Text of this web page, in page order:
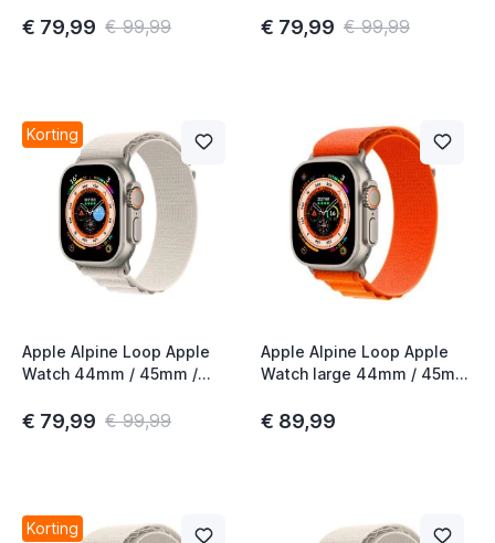
€ 79,99 € 99,99
Large
€ 79,99 € 99,99
Korting
Apple Alpine Loop Apple
Watch 44mm / 45mm /
Medium
€ 79,99 € 99,99
Apple Alpine Loop Apple
Watch large 44mm / 45mm
€ 89,99
Korting